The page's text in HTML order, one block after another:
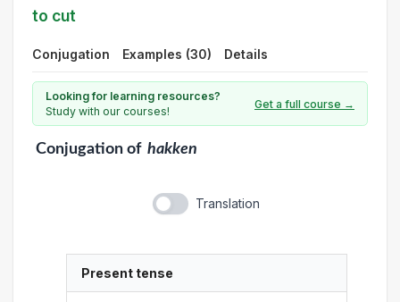
to cut
Conjugation Examples (30) Details
Looking for learning resources?
Study with our courses!
Get a full course →
Conjugationof hakken
Translation
Present tense